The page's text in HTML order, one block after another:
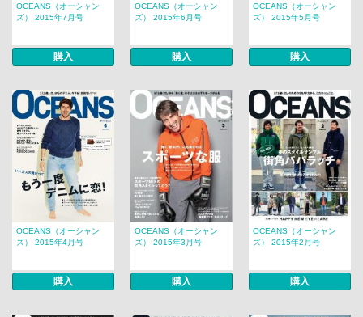
OCEANS（オーシャン
ズ） 2015年7月号
購入
OCEANS（オーシャン
ズ） 2015年6月号
購入
OCEANS（オーシャン
ズ） 2015年5月号
購入
OCEANS（オーシャン
ズ） 2015年4月号
購入
OCEANS（オーシャン
ズ） 2015年3月号
購入
OCEANS（オーシャン
ズ） 2015年2月号
購入